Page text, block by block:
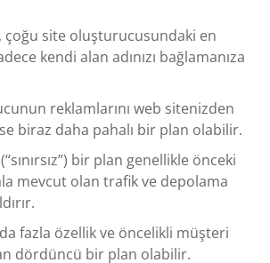
çoğu site oluşturucusundaki en
kendi alan adınızı bağlamanıza
reklamlarını web sitenizden
biraz daha pahalı bir plan olabilir.
bir plan genellikle önceki
mevcut olan trafik ve depolama
fazla özellik ve öncelikli müşteri
dördüncü bir plan olabilir.